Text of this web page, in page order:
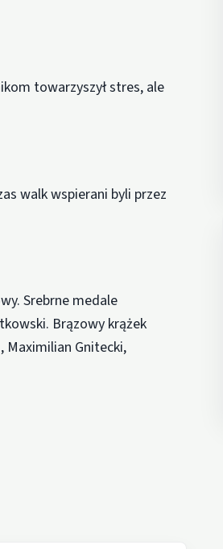
towarzyszył stres, ale
walk wspierani byli przez
Srebrne medale
Brązowy krążek
Maximilian Gnitecki,